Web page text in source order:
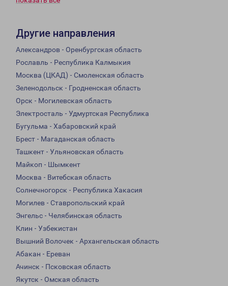
Другие направления
Александров - Оренбургская область
Рославль - Республика Калмыкия
Москва (ЦКАД) - Смоленская область
Зеленодольск - Гродненская область
Орск - Могилевская область
Электросталь - Удмуртская Республика
Бугульма - Хабаровский край
Брест - Магаданская область
Ташкент - Ульяновская область
Майкоп - Шымкент
Москва - Витебская область
Солнечногорск - Республика Хакасия
Могилев - Ставропольский край
Энгельс - Челябинская область
Клин - Узбекистан
Вышний Волочек - Архангельская область
Абакан - Ереван
Ачинск - Псковская область
Якутск - Омская область